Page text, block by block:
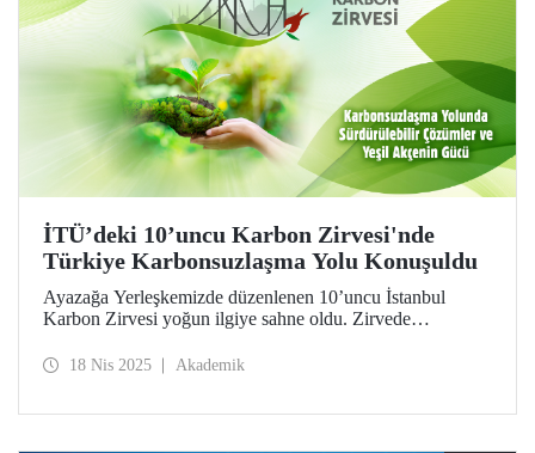
İTÜ’deki 10’uncu Karbon Zirvesi'nde
Türkiye Karbonsuzlaşma Yolu Konuşuldu
Ayazağa Yerleşkemizde düzenlenen 10’uncu İstanbul
Karbon Zirvesi yoğun ilgiye sahne oldu. Zirvede
yönetimi başarılarını ödüllendirdi.
18 Nis 2025 Akademik